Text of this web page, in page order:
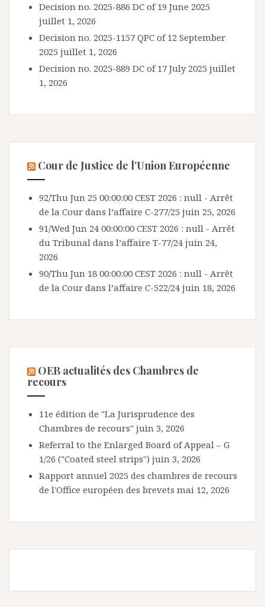
Decision no. 2025-886 DC of 19 June 2025
juillet 1, 2026
Decision no. 2025-1157 QPC of 12 September
2025 juillet 1, 2026
Decision no. 2025-889 DC of 17 July 2025 juillet
1, 2026
Cour de Justice de l’Union Européenne
92/Thu Jun 25 00:00:00 CEST 2026 : null - Arrêt
de la Cour dans l’affaire C-277/25 juin 25, 2026
91/Wed Jun 24 00:00:00 CEST 2026 : null - Arrêt
du Tribunal dans l’affaire T-77/24 juin 24,
2026
90/Thu Jun 18 00:00:00 CEST 2026 : null - Arrêt
de la Cour dans l’affaire C-522/24 juin 18, 2026
OEB actualités des Chambres de
recours
11e édition de "La Jurisprudence des
Chambres de recours" juin 3, 2026
Referral to the Enlarged Board of Appeal – G
1/26 ("Coated steel strips") juin 3, 2026
Rapport annuel 2025 des chambres de recours
de l'Office européen des brevets mai 12, 2026